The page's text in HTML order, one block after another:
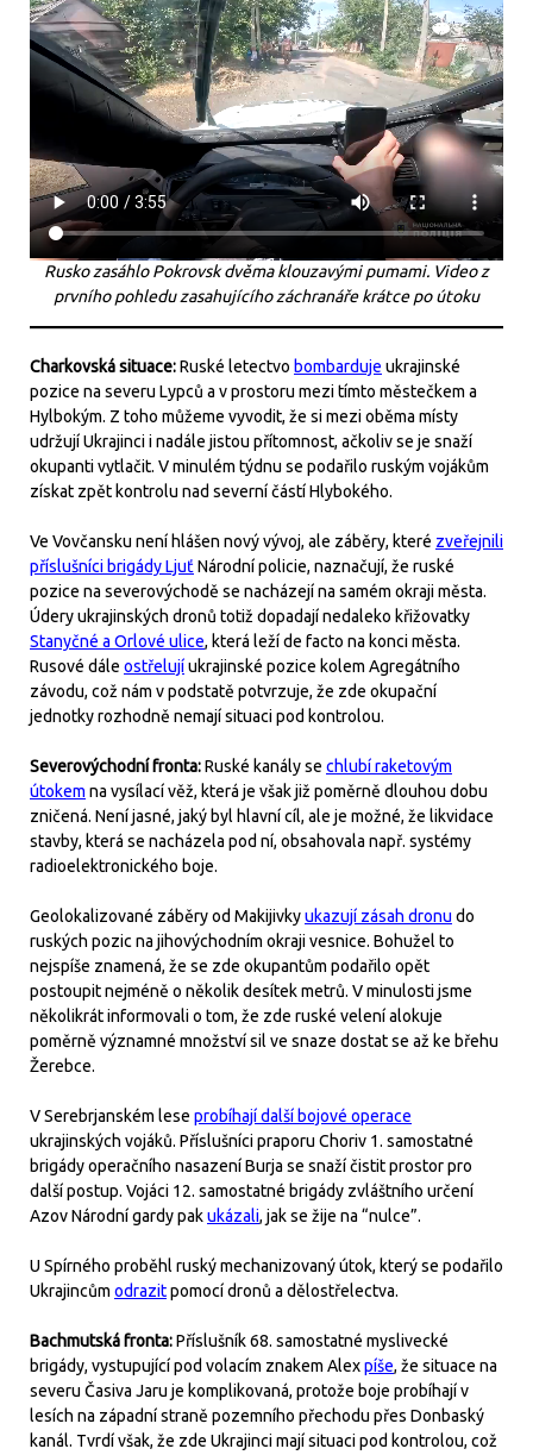
Rusko zasáhlo Pokrovsk dvěma klouzavými pumami. Video z
prvního pohledu zasahujícího záchranáře krátce po útoku
Charkovská situace:Ruské letectvo bombarduje ukrajinské
pozice na severu Lypců a v prostoru mezi tímto městečkem a
Hylbokým. Z toho můžeme vyvodit, že si mezi oběma místy
udržují Ukrajinci i nadále jistou přítomnost, ačkoliv se je snaží
okupanti vytlačit. V minulém týdnu se podařilo ruským vojákům
získat zpět kontrolu nad severní částí Hlybokého.
Ve Vovčansku není hlášen nový vývoj, ale záběry, které zveřejnili
příslušníci brigády LjuťNárodní policie, naznačují, že ruské
pozice na severovýchodě se nacházejí na samém okraji města.
Údery ukrajinských dronů totiž dopadají nedaleko křižovatky
Stanyčné a Orlové ulice, která leží de facto na konci města.
Rusové dále ostřelujíukrajinské pozice kolem Agregátního
závodu, což nám v podstatě potvrzuje, že zde okupační
jednotky rozhodně nemají situaci pod kontrolou.
Severovýchodní fronta:Ruské kanály se chlubí raketovým
útokem na vysílací věž, která je však již poměrně dlouhou dobu
zničená. Není jasné, jaký byl hlavní cíl, ale je možné, že likvidace
stavby, která se nacházela pod ní, obsahovala např. systémy
radioelektronického boje.
Geolokalizované záběry od Makijivkyukazují zásah dronu do
ruských pozic na jihovýchodním okraji vesnice. Bohužel to
nejspíše znamená, že se zde okupantům podařilo opět
postoupit nejméně o několik desítek metrů. V minulosti jsme
několikrát informovali o tom, že zde ruské velení alokuje
poměrně významné množství sil ve snaze dostat se až ke břehu
Žerebce.
V Serebrjanském lese probíhají další bojové operace
ukrajinských vojáků. Příslušníci praporu Choriv 1. samostatné
brigády operačního nasazení Burja se snaží čistit prostor pro
další postup. Vojáci 12. samostatné brigády zvláštního určení
Azov Národní gardy pakukázali, jak se žije na “nulce”.
U Spírného proběhl ruský mechanizovaný útok, který se podařilo
Ukrajincům odrazitpomocí dronů a dělostřelectva.
Bachmutská fronta:Příslušník 68. samostatné myslivecké
brigády, vystupující pod volacím znakem Alexpíše, že situace na
severu Časiva Jaru je komplikovaná, protože boje probíhají v
lesích na západní straně pozemního přechodu přes Donbaský
kanál. Tvrdí však, že zde Ukrajinci mají situaci pod kontrolou, což